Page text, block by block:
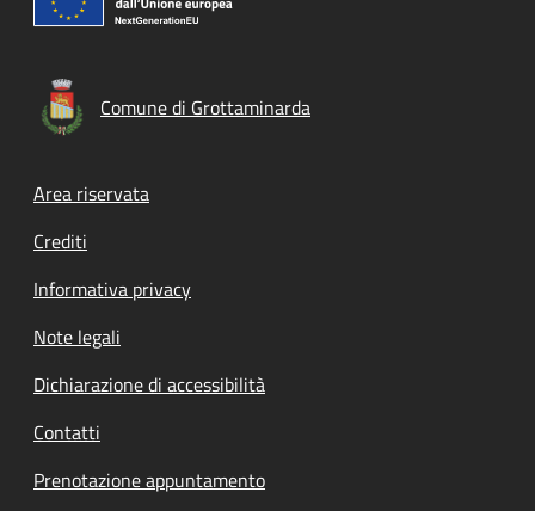
Comune di Grottaminarda
Footer menu
Area riservata
Crediti
Informativa privacy
Note legali
Dichiarazione di accessibilità
Contatti
Prenotazione appuntamento